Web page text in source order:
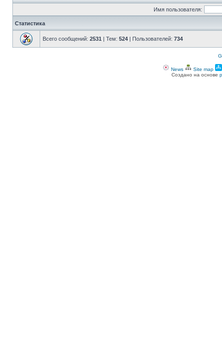
Имя пользователя:
Статистика
Всего сообщений: 2531 | Тем: 524 | Пользователей: 734
News Site map
Создано на основе